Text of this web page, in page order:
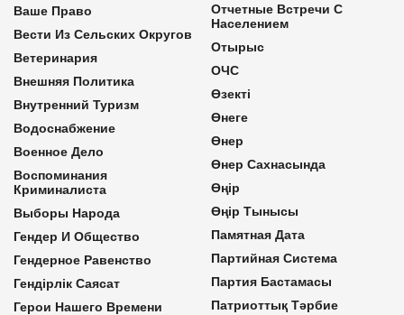
Ваше Право
Вести Из Сельских Округов
Ветеринария
Внешняя Политика
Внутренний Туризм
Водоснабжение
Военное Дело
Воспоминания
Криминалиста
Выборы Народа
Гендер И Общество
Гендерное Равенство
Гендірлік Саясат
Герои Нашего Времени
Отчетные Встречи С
Населением
Отырыс
ОЧС
Өзекті
Өнеге
Өнер
Өнер Сахнасында
Өңір
Өңір Тынысы
Памятная Дата
Партийная Система
Партия Бастамасы
Патриоттық Тәрбие